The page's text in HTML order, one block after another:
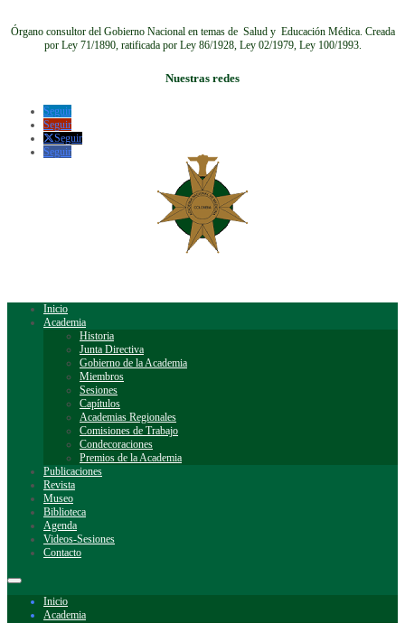
Órgano consultor del Gobierno Nacional en temas de Salud y Educación Médica. Creada
por Ley 71/1890, ratificada por Ley 86/1928, Ley 02/1979, Ley 100/1993.
Nuestras redes
Seguir
Seguir
Seguir
Seguir
Inicio
Academia
Historia
Junta Directiva
Gobierno de la Academia
Miembros
Sesiones
Capítulos
Academias Regionales
Comisiones de Trabajo
Condecoraciones
Premios de la Academia
Publicaciones
Revista
Museo
Biblioteca
Agenda
Videos-Sesiones
Contacto
Inicio
Academia